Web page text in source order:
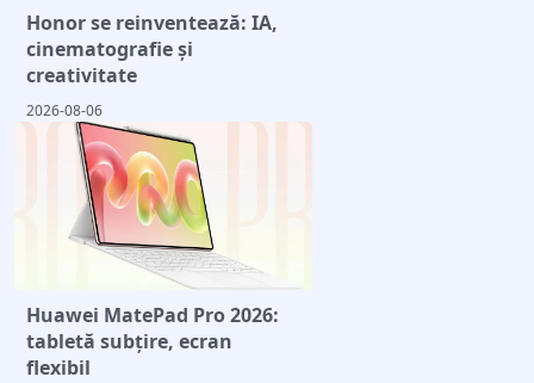
Honor se reinventează: IA,
cinematografie și
creativitate
2026-08-06
Huawei MatePad Pro 2026:
tabletă subțire, ecran
flexibil